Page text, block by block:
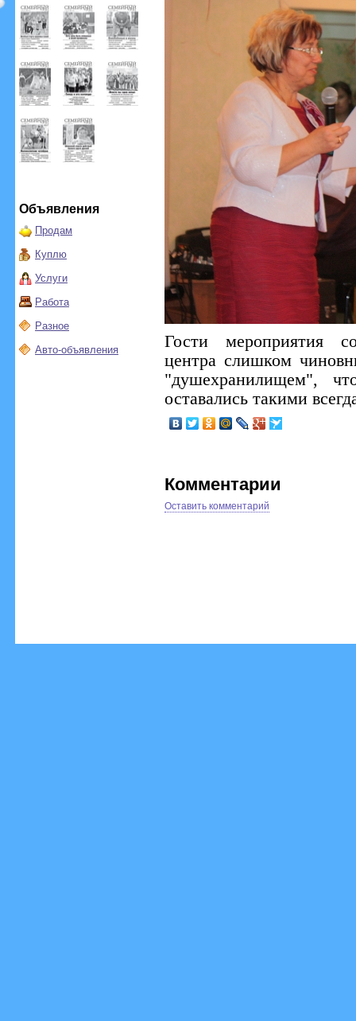
Объявления
Продам
Куплю
Услуги
Работа
Разное
Авто-объявления
Гости мероприятия
центра слишком
"душехранилищем",
оставались такими
Комментарии
Оставить комментарий